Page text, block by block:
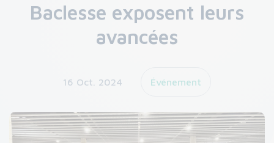
Baclesse exposent leurs
avancées
16 Oct. 2024 Événement